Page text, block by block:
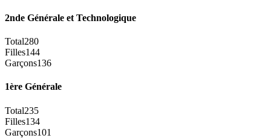
2nde Générale et Technologique
Total280
Filles144
Garçons136
1ère Générale
Total235
Filles134
Garçons101